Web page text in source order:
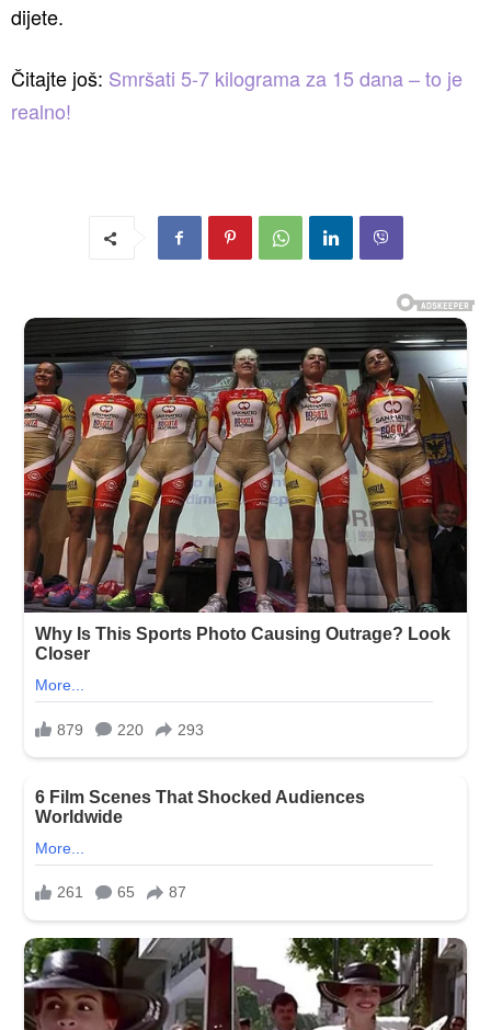
dijete.
Čitajte još: Smršati 5-7 kilograma za 15 dana – to je
realno!